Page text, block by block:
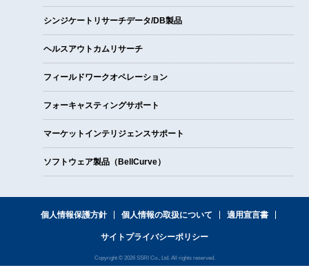
シンジケートリサーチデータ/DB製品
ヘルスアウトカムリサーチ
フィールドワークオペレーション
フォーキャスティングサポート
マーケットインテリジェンスサポート
ソフトウェア製品（BellCurve）
個人情報保護方針 個人情報の取扱について 適用宣言書
サイトプライバシーポリシー
Copyright © 2026 SSRI Co., Ltd. All rights reserved.